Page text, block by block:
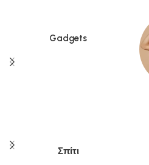
Gadgets
Σπίτι